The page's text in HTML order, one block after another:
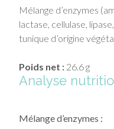
Mélange d’enzymes
lactase, cellulase,
tunique d’origine
Poids net : 26.6 g
Analyse
Mélange d’enzymes :